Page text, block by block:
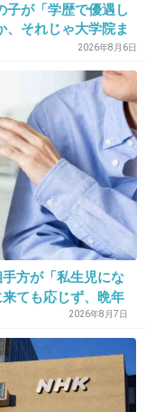
+15 -0
ど、年収は前に
い。でもこれ
酬とかは入っ
与と年収がか
な
-3
厳しいだろう
子が「学歴で優遇し
、それじゃ大学院ま
って自分の価値を上
馬鹿じゃないです
て台詞を残し会社を
2026年8月6日
方が「私生児にな
ても応じず、晩年
復讐になる」「こ
2026年8月7日